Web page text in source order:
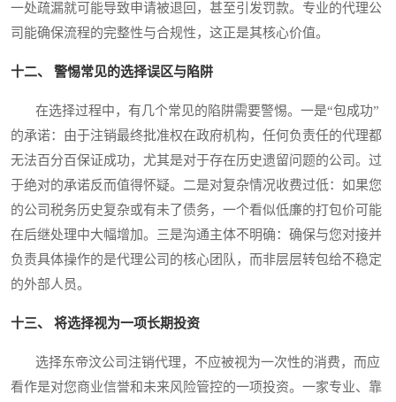
一处疏漏就可能导致申请被退回，甚至引发罚款。专业的代理公
司能确保流程的完整性与合规性，这正是其核心价值。
十二、 警惕常见的选择误区与陷阱
在选择过程中，有几个常见的陷阱需要警惕。一是“包成功”
的承诺：由于注销最终批准权在政府机构，任何负责任的代理都
无法百分百保证成功，尤其是对于存在历史遗留问题的公司。过
于绝对的承诺反而值得怀疑。二是对复杂情况收费过低：如果您
的公司税务历史复杂或有未了债务，一个看似低廉的打包价可能
在后继处理中大幅增加。三是沟通主体不明确：确保与您对接并
负责具体操作的是代理公司的核心团队，而非层层转包给不稳定
的外部人员。
十三、 将选择视为一项长期投资
选择东帝汶公司注销代理，不应被视为一次性的消费，而应
看作是对您商业信誉和未来风险管控的一项投资。一家专业、靠